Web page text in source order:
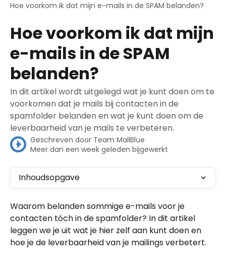
Hoe voorkom ik dat mijn e-mails in de SPAM belanden?
Hoe voorkom ik dat mijn
e-mails in de SPAM
belanden?
In dit artikel wordt uitgelegd wat je kunt doen om te
voorkomen dat je mails bij contacten in de
spamfolder belanden en wat je kunt doen om de
leverbaarheid van je mails te verbeteren.
Geschreven door Team MailBlue
Meer dan een week geleden bijgewerkt
Inhoudsopgave
Waarom belanden sommige e-mails voor je
contacten tóch in de spamfolder? In dit artikel
leggen we je uit wat je hier zelf aan kunt doen en
hoe je de leverbaarheid van je mailings verbetert.